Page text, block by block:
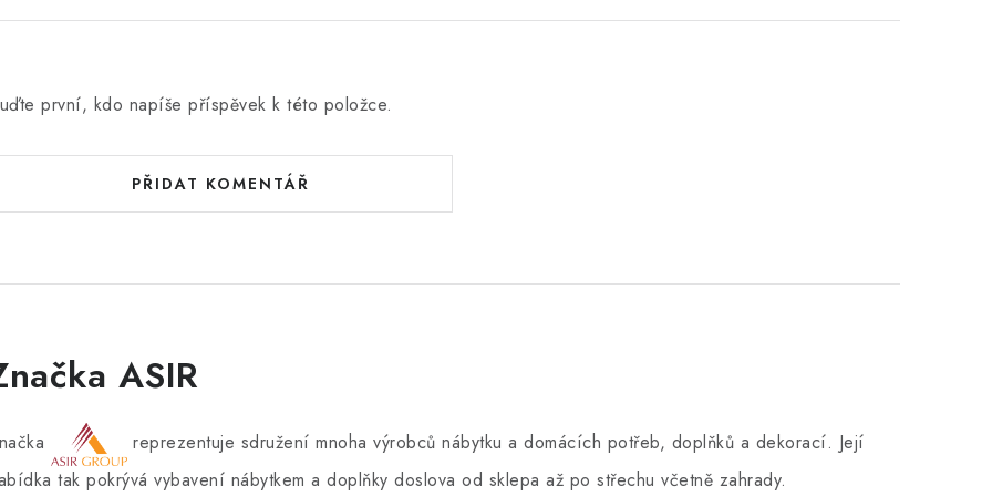
první, kdo napíše příspěvek k této položce.
PŘIDAT KOMENTÁŘ
ASIR
reprezentuje sdružení mnoha výrobců nábytku a domácích potřeb, doplňků a dekorací. Její
tak pokrývá vybavení nábytkem a doplňky doslova od sklepa až po střechu včetně zahrady.